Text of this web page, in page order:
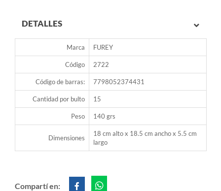
DETALLES
Marca FUREY
Código 2722
Código de barras: 7798052374431
Cantidad por bulto 15
Peso 140 grs
Dimensiones
18 cm alto x 18.5 cm ancho x 5.5 cm
largo
Compartí en: